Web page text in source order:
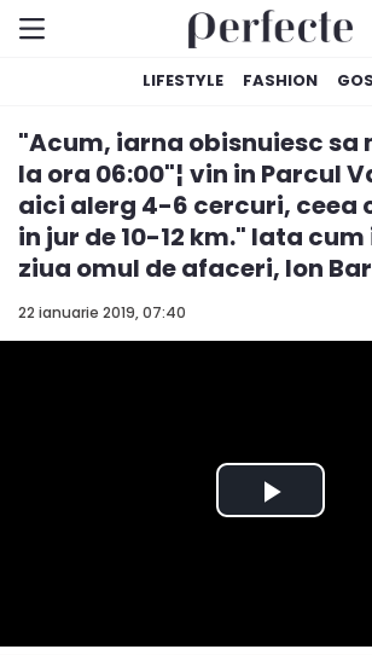
LIFESTYLE FASHION
22 ianuarie 2019, 07:40
"Acum, iarna obisnuiesc sa
la ora 06:00"¦ vin in Parcul
aici alerg 4-6 cercuri, ceea
in jur de 10-12 km." Iata
ziua omul de afaceri, Ion